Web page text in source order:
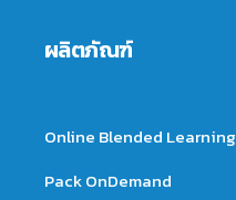
ผลิตภัณฑ์
Online Blended Learning
Pack OnDemand